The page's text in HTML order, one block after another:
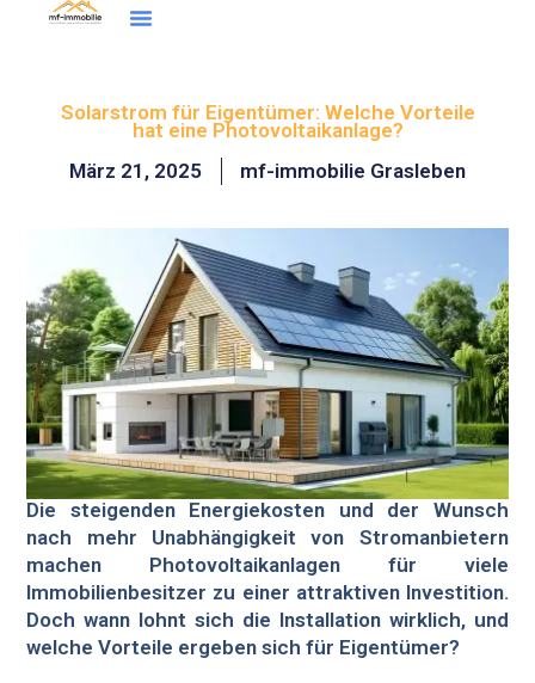
springen
Solarstrom für Eigentümer: Welche Vorteile
hat eine Photovoltaikanlage?
März 21, 2025
mf-immobilie Grasleben
Die steigenden Energiekosten und der Wunsch
nach mehr Unabhängigkeit von Stromanbietern
machen Photovoltaikanlagen für viele
Immobilienbesitzer zu einer attraktiven Investition.
Doch wann lohnt sich die Installation wirklich, und
welche Vorteile ergeben sich für Eigentümer?